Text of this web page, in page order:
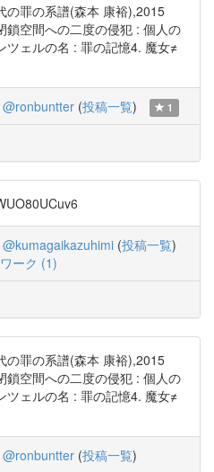
の罪の系譜(森本 康裕),2015
空間への二度の侵犯 : 個人の
ツェルの名 : 罪の記憶4. 魔女≠
@ronbuntter (投稿一覧) 1
@kumagaikazuhimi (投稿一覧)
ーク (1)
の罪の系譜(森本 康裕),2015
空間への二度の侵犯 : 個人の
ツェルの名 : 罪の記憶4. 魔女≠
@ronbuntter (投稿一覧)